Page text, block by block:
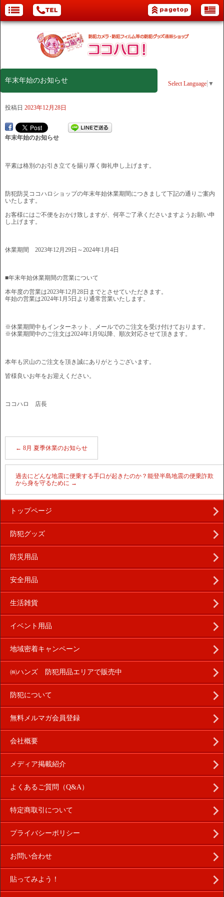
Select Language ▼
年末年始のお知らせ
投稿日 2023年12月28日
年末年始のお知らせ
平素は格別のお引き立てを賜り厚く御礼申し上げます。
防犯防災ココハロショップの年末年始休業期間につきまして下記の通りご案内
いたします。
お客様にはご不便をおかけ致しますが、何卒ご了承くださいますようお願い申
し上げます。
休業期間 2023年12月29日～2024年1月4日
■年末年始休業期間の営業について
本年度の営業は2023年12月28日までとさせていただきます。
年始の営業は2024年1月5日より通常営業いたします。
※休業期間中もインターネット、メールでのご注文を受け付けております。
※休業期間中のご注文は2024年1月9以降、順次対応させて頂きます。
本年も沢山のご注文を頂き誠にありがとうございます。
皆様良いお年をお迎えください。
ココハロ 店長
← 8月 夏季休業のお知らせ
過去にどんな地震に便乗する手口が起きたのか？能登半島地震の便乗詐欺
から身を守るために →
トップページ
防犯グッズ
防災用品
安全用品
生活雑貨
イベント用品
地域密着キャンペーン
㈱ハンズ 防犯用品エリアで販売中
防犯について
無料メルマガ会員登録
会社概要
メディア掲載紹介
よくあるご質問（Q&A）
特定商取引について
プライバシーポリシー
お問い合わせ
貼ってみよう！